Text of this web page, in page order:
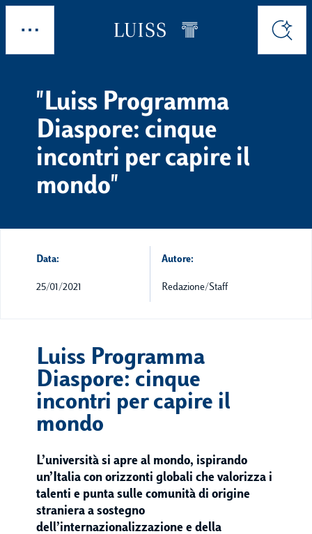
Skip to main content
Cerca
"Luiss Programma
Diaspore: cinque
incontri per capire il
mondo"
Data:
25/01/2021
Autore:
Redazione/Staff
Luiss Programma
Diaspore: cinque
incontri per capire il
mondo
L’università si apre al mondo, ispirando
un’Italia con orizzonti globali che valorizza i
talenti e punta sulle comunità di origine
straniera a sostegno
dell’internazionalizzazione e della